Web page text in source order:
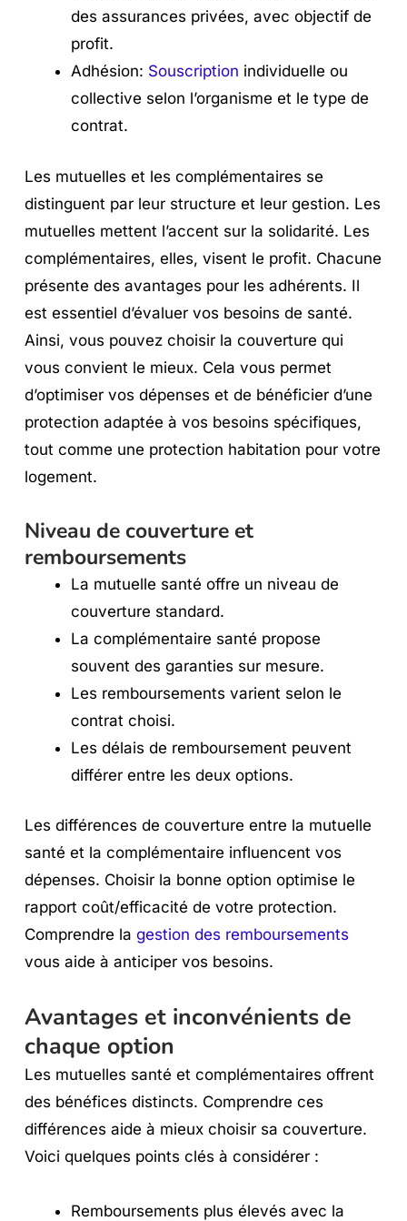
des assurances privées, avec objectif de
profit.
Adhésion: Souscription individuelle ou
collective selon l’organisme et le type de
contrat.
Les mutuelles et les complémentaires se
distinguent par leur structure et leur gestion. Les
mutuelles mettent l’accent sur la solidarité. Les
complémentaires, elles, visent le profit. Chacune
présente des avantages pour les adhérents. Il
est essentiel d’évaluer vos besoins de santé.
Ainsi, vous pouvez choisir la couverture qui
vous convient le mieux. Cela vous permet
d’optimiser vos dépenses et de bénéficier d’une
protection adaptée à vos besoins spécifiques,
tout comme une protection habitation pour votre
logement.
Niveau de couverture et
remboursements
La mutuelle santé offre un niveau de
couverture standard.
La complémentaire santé propose
souvent des garanties sur mesure.
Les remboursements varient selon le
contrat choisi.
Les délais de remboursement peuvent
différer entre les deux options.
Les différences de couverture entre la mutuelle
santé et la complémentaire influencent vos
dépenses. Choisir la bonne option optimise le
rapport coût/efficacité de votre protection.
Comprendre la gestion des remboursements
vous aide à anticiper vos besoins.
Avantages et inconvénients de
chaque option
Les mutuelles santé et complémentaires offrent
des bénéfices distincts. Comprendre ces
différences aide à mieux choisir sa couverture.
Voici quelques points clés à considérer :
Remboursements plus élevés avec la